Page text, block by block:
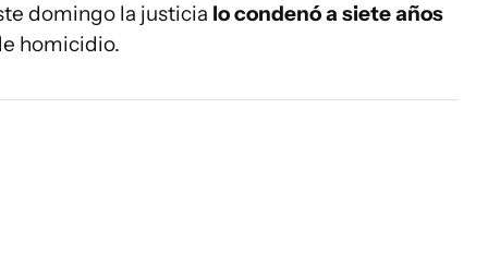
domingo la justicia lo condenó a siete años
homicidio.